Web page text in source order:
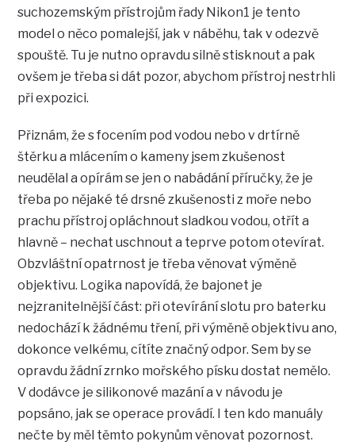
suchozemským přístrojům řady Nikon1 je tento
model o něco pomalejší, jak v náběhu, tak v odezvě
spouště. Tu je nutno opravdu silně stisknout a pak
ovšem je třeba si dát pozor, abychom přístroj nestrhli
při expozici.
Přiznám, že s focením pod vodou nebo v drtírně
štěrku a mlácením o kameny jsem zkušenost
neudělal a opírám se jen o nabádání příručky, že je
třeba po nějaké té drsné zkušenosti z moře nebo
prachu přístroj opláchnout sladkou vodou, otřít a
hlavně – nechat uschnout a teprve potom otevírat.
Obzvláštní opatrnost je třeba věnovat výměně
objektivu. Logika napovídá, že bajonet je
nejzranitelnější část: při otevírání slotu pro baterku
nedochází k žádnému tření, při výměně objektivu ano,
dokonce velkému, cítíte značný odpor. Sem by se
opravdu žádní zrnko mořského písku dostat nemělo.
V dodávce je silikonové mazání a v návodu je
popsáno, jak se operace provádí. I ten kdo manuály
nečte by měl těmto pokynům věnovat pozornost.